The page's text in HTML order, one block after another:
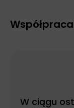
W ciągu